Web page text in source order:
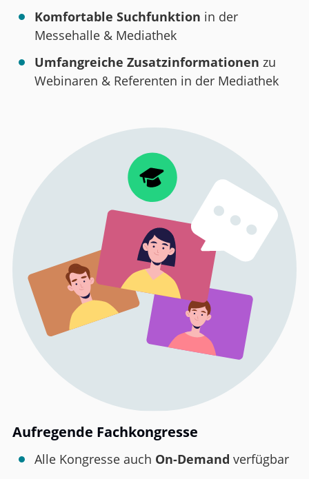
Komfortable Suchfunktion in der
Messehalle & Mediathek
Umfangreiche Zusatzinformationen zu
Webinaren & Referenten in der Mediathek
Aufregende Fachkongresse
Alle Kongresse auch On-Demand verfügbar